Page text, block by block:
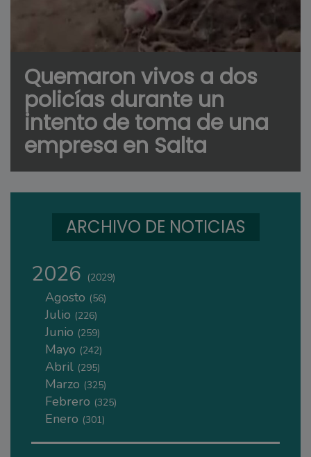
Quemaron vivos a dos
policías durante un
intento de toma de una
empresa en Salta
ARCHIVO DE NOTICIAS
2026 (2029)
Agosto (56)
Julio (226)
Junio (259)
Mayo (242)
Abril (295)
Marzo (325)
Febrero (325)
Enero (301)